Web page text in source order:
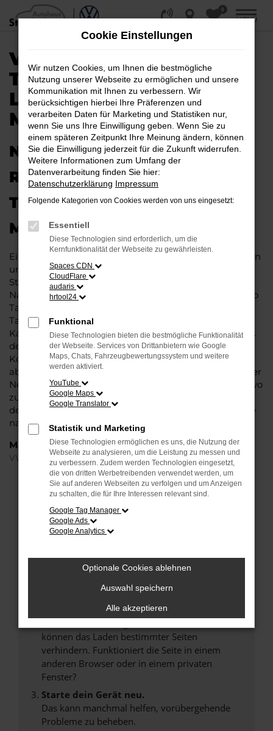
Zum
Hauptinhalt
0
MENÜ
VW POLO
TAGESZULASSUNG |
LIEFERSERVICE NACH
MÜNSTER
NEUES FAHRZEUG MIT VIEL
RABATT: IHRE VW POLO
TAGESZULASSUNG FÜR
MÜNSTER
Ein Neuwagen muss nicht teuer sein. Unser Kundinnen
und Kunden aus Münster und anderswo erhalten bei
Steinböhmer eine VW Polo Tageszulassung mit viel
Nachlass und ohne Abstriche bei der Qualität. VW Polo
Tageszulassung: das klingt wie ein Trick und ist in der
Tat ein kleiner Kunstgriff, mit dem Autohändler den
Kauf zu günstigeren Preisen möglich machen. Seitens
der Automobilhersteller werden stets nur enge
Korridore für die Preissetzung bei Neuwagen
abgesteckt. Eine VW Polo Tageszulassung ist ein echter
Neuwagen, der für einen Tag in Münster oder anderswo
zugelassen wurde. Dabei versteht sich von selbst, dass
der Kilometerstand bei Null komma Null steht und Sie
nach dem Kauf die erste Fahrt unternehmen können.
Marken
VW
FEHLER: NETWORK ERROR
Beim Laden ist ein Fehler aufgetreten.
Hier sind ein paar Tipps, die dir helfen können:
Internetverbindung.
Suchmaschine?
Prüfe deine Browsererweiterungen.
können das Laden bestimmter Seiten
verhindern. Funktioniert die Seite in einem
anderen Browser oder in einem privaten
Fenster?
Starte dein Gerät neu.
Das kann manchmal helfen, vorübergehende
Probleme zu beheben.
Cookie Einstellungen
Wir nutzen Cookies, um Ihnen die bestmögliche
Nutzung unserer Webseite zu ermöglichen und unsere
Kommunikation mit Ihnen zu verbessern. Wir
berücksichtigen hierbei Ihre Präferenzen und
verarbeiten Daten für Marketing und Statistiken nur,
wenn Sie uns Ihre Einwilligung geben. Wenn Sie zu
einem späteren Zeitpunkt Ihre Meinung ändern, können
Sie die Einwilligung jederzeit für die Zukunft widerrufen.
Weitere Informationen zum Umfang der
Datenverarbeitung finden Sie hier:
Datenschutzerklärung Impressum
Folgende Kategorien von Cookies werden von uns eingesetzt:
Essentiell
Diese Technologien sind erforderlich, um die
Kernfunktionalität der Webseite zu gewährleisten.
Spaces CDN
CloudFlare
audaris
hrtool24
Funktional
Diese Technologien bieten die bestmögliche Funktionalität
der Webseite. Services von Drittanbietern wie Google
Maps, Chats, Fahrzeugbewertungssystem und weitere
werden aktiviert.
YouTube
Google Maps
Google Translator
Statistik und Marketing
Diese Technologien ermöglichen es uns, die Nutzung der
Webseite zu analysieren, um die Leistung zu messen und
zu verbessern. Zudem werden Technologien eingesetzt,
die von dritten Werbetreibenden verwendet werden, um
Sie auf anderen Webseiten zu verfolgen und um Anzeigen
zu schalten, die für Ihre Interessen relevant sind.
Google Tag Manager
Google Ads
Google Analytics
Optionale Cookies ablehnen
Auswahl speichern
Alle akzeptieren